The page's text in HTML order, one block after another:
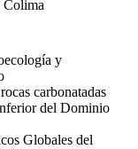
Colima
y
carbonatadas
del Dominio
Globales del